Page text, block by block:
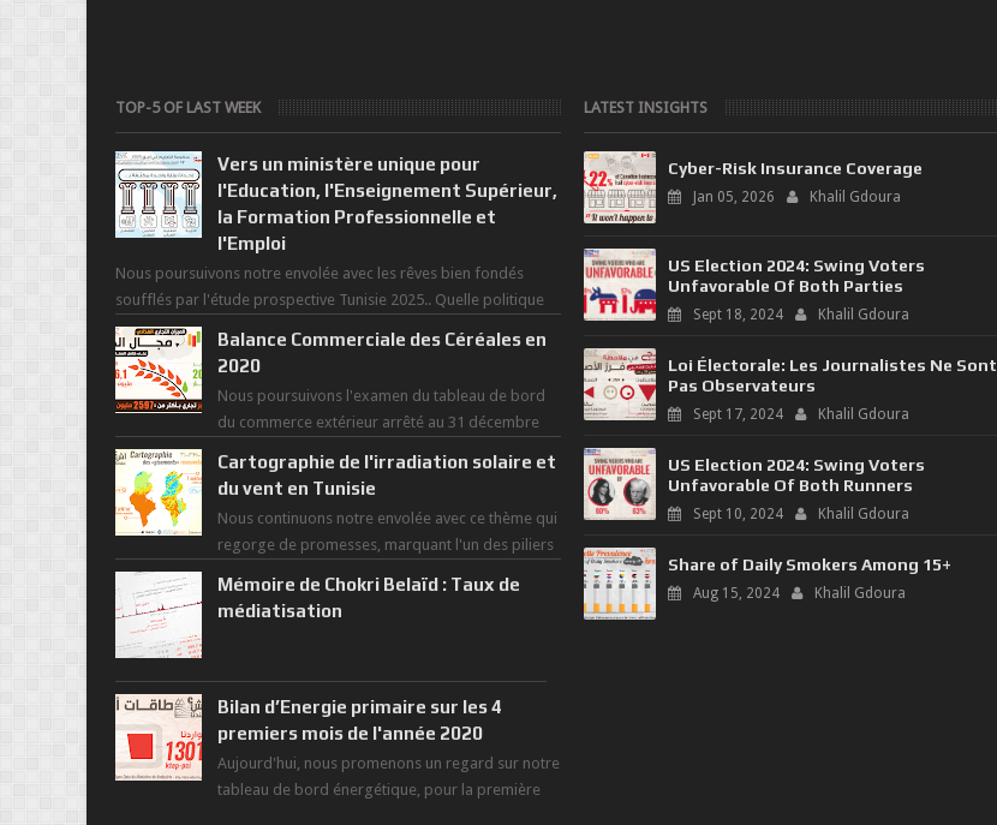
TOP-5 OF LAST WEEK
Vers un ministère unique pour
l'Education, l'Enseignement Supérieur,
la Formation Professionnelle et
l'Emploi
Nous poursuivons notre envolée avec les rêves bien fondés
soufflés par l'étude prospective Tunisie 2025.. Quelle politique
pour l...
Balance Commerciale des Céréales en
2020
Nous poursuivons l'examen du tableau de bord
du commerce extérieur arrêté au 31 décembre
man...
Cartographie de l'irradiation solaire et
du vent en Tunisie
Nous continuons notre envolée avec ce thème qui
regorge de promesses, marquant l'un des piliers
Mémoire de Chokri Belaïd : Taux de
médiatisation
Bilan d’Energie primaire sur les 4
premiers mois de l'année 2020
Aujourd'hui, nous promenons un regard sur notre
tableau de bord énergétique, pour la première
LATEST INSIGHTS
Cyber-Risk Insurance Coverage
Jan 05, 2026 Khalil Gdoura
US Election 2024: Swing Voters
Unfavorable Of Both Parties
Sept 18, 2024 Khalil Gdoura
Loi Électorale: Les Journalistes Ne Sont
Pas Observateurs
Sept 17, 2024 Khalil Gdoura
US Election 2024: Swing Voters
Unfavorable Of Both Runners
Sept 10, 2024 Khalil Gdoura
Share of Daily Smokers Among 15+
Aug 15, 2024 Khalil Gdoura